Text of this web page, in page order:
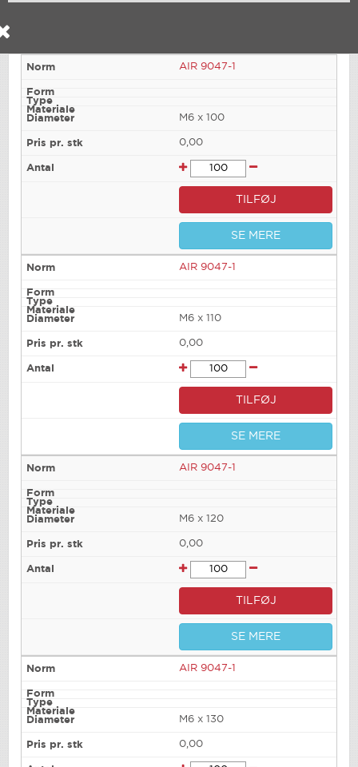
AIR 9047-1
M6 x 100
0,00
TILFØJ
SE MERE
AIR 9047-1
M6 x 110
0,00
TILFØJ
SE MERE
AIR 9047-1
M6 x 120
0,00
TILFØJ
SE MERE
AIR 9047-1
M6 x 130
0,00